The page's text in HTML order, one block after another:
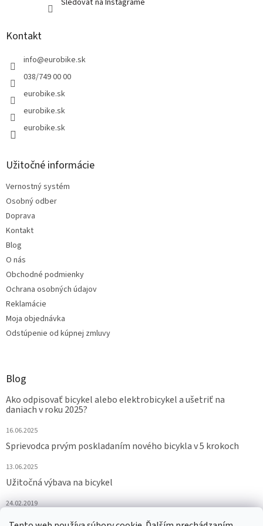
Sledovať na Instagrame
Kontakt
info@eurobike.sk
038/749 00 00
eurobike.sk
eurobike.sk
eurobike.sk
Užitočné informácie
Vernostný systém
Osobný odber
Doprava
Kontakt
Blog
O nás
Obchodné podmienky
Ochrana osobných údajov
Reklamácie
Moja objednávka
Odstúpenie od kúpnej zmluvy
Blog
Ako odpisovať bicykel alebo elektrobicykel a ušetriť na
daniach v roku 2025?
16.06.2025
Sprievodca prvým poskladaním nového bicykla v 5 krokoch
13.06.2025
Užitočná výbava na bicykel
24.02.2019